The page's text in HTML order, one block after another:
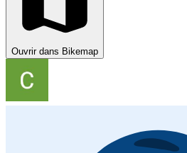
Ouvrir dans Bikemap